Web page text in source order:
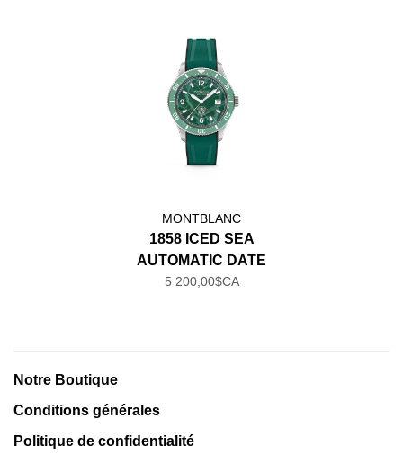
MONTBLANC
1858 ICED SEA
AUTOMATIC DATE
5 200,00$CA
Notre Boutique
Conditions générales
Politique de confidentialité